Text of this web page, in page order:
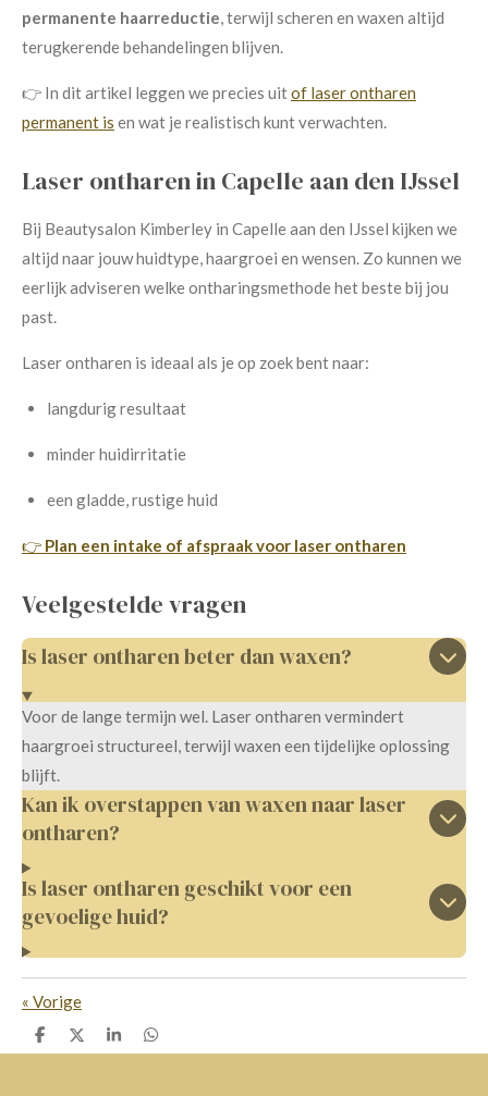
permanente haarreductie, terwijl scheren en waxen altijd
terugkerende behandelingen blijven.
👉 In dit artikel leggen we precies uitof laser ontharen
permanent is en wat je realistisch kunt verwachten.
Laser ontharen in Capelle aan den IJssel
Bij Beautysalon Kimberley in Capelle aan den IJssel kijken we
altijd naar jouw huidtype, haargroei en wensen. Zo kunnen we
eerlijk adviseren welke ontharingsmethode het beste bij jou
past.
Laser ontharen is ideaal als je op zoek bent naar:
langdurig resultaat
minder huidirritatie
een gladde, rustige huid
👉 Plan een intake of afspraak voor laser ontharen
Veelgestelde vragen
Is laser ontharen beter dan waxen?
Voor de lange termijn wel. Laser ontharen vermindert
haargroei structureel, terwijl waxen een tijdelijke oplossing
blijft.
Kan ik overstappen van waxen naar laser
ontharen?
Is laser ontharen geschikt voor een
gevoelige huid?
« Vorige
D
e
D
e
S
h
D
e